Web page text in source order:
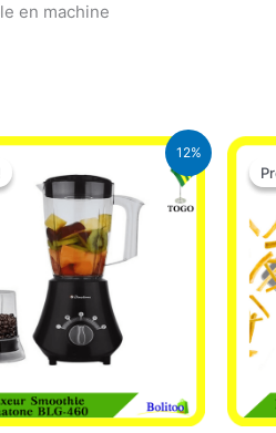
en machine
12%
25.000 CFA.
Le
actuel
est :
22.000 CFA.